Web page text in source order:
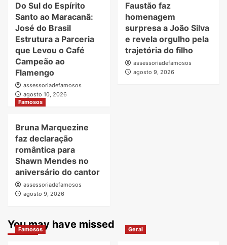
Do Sul do Espírito
Santo ao Maracanã:
José do Brasil
Estrutura a Parceria
que Levou o Café
Campeão ao
Flamengo
assessoriadefamosos
agosto 10, 2026
Faustão faz
homenagem
surpresa a João Silva
e revela orgulho pela
trajetória do filho
assessoriadefamosos
agosto 9, 2026
Famosos
Bruna Marquezine
faz declaração
romântica para
Shawn Mendes no
aniversário do cantor
assessoriadefamosos
agosto 9, 2026
You may have missed
Famosos Geral